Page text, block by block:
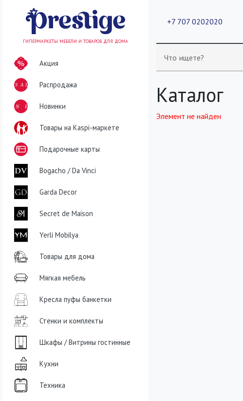
+7 707 0202020
Что ищете?
ГИПЕРМАРКЕТЫ МЕБЕЛИ И ТОВАРОВ ДЛЯ ДОМА
Акция
SALE Распродажа
NEWНовинки
Товары на Kaspi-маркете
Подарочные карты
Bogacho / Da Vinci
Garda Decor
Secret de Maison
Yerli Mobilya
Товары для дома
Мягкая мебель
Кресла пуфы банкетки
Стенки и комплекты
Шкафы / Витрины гостинные
Кухни
Техника
Каталог
Элемент не найден